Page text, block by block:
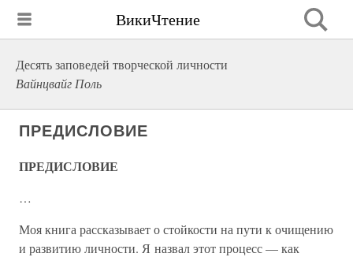
ВикиЧтение
Десять заповедей творческой личности
Вайнцвайг Поль
ПРЕДИСЛОВИЕ
ПРЕДИСЛОВИЕ
…
Моя книга рассказывает о стойкости на пути к очищению
и развитию личности. Я назвал этот процесс — как